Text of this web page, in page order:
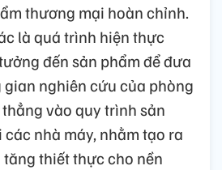
thương mại hoàn chỉnh.
là quá trình hiện thực
đến sản phẩm để đưa
nghiên cứu của phòng
vào quy trình sản
nhà máy, nhằm tạo ra
thiết thực cho nền